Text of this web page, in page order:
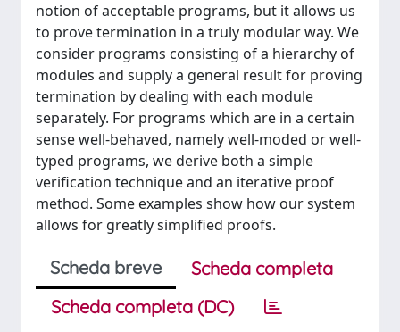
notion of acceptable programs, but it allows us
to prove termination in a truly modular way. We
consider programs consisting of a hierarchy of
modules and supply a general result for proving
termination by dealing with each module
separately. For programs which are in a certain
sense well-behaved, namely well-moded or well-
typed programs, we derive both a simple
verification technique and an iterative proof
method. Some examples show how our system
allows for greatly simplified proofs.
Scheda breve
Scheda completa
Scheda completa (DC)